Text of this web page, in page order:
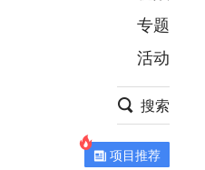
项目推荐
安徽
专题
活动
搜索
项目推荐